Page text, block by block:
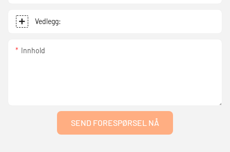
Vedlegg:
Innhold
SEND FORESPØRSEL NÅ